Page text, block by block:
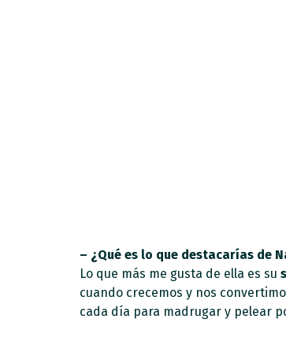
– ¿Qué es lo que destacarías de
Lo que más me gusta de ella es su
cuando crecemos y nos
cada día para madrugar y pelear